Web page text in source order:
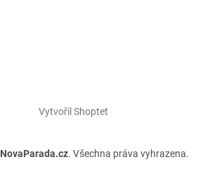
Vytvořil Shoptet
NovaParada.cz. Všechna práva vyhrazena.